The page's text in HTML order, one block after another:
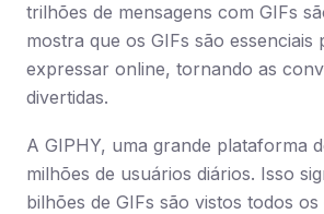
trilhões de mensagens com GIFs
mostra que os GIFs são essenciais
expressar online, tornando as
divertidas.
A GIPHY, uma grande plataforma
milhões de usuários diários. Isso
bilhões de GIFs são vistos todos os